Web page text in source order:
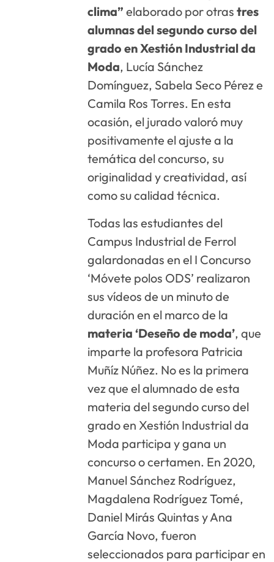
clima” elaborado por otras tres
alumnas del segundo curso del
grado en Xestión Industrial da
Moda, Lucía Sánchez
Domínguez, Sabela Seco Pérez e
Camila Ros Torres. En esta
ocasión, el jurado valoró muy
positivamente el ajuste a la
temática del concurso, su
originalidad y creatividad, así
como su calidad técnica.
Todas las estudiantes del
Campus Industrial de Ferrol
galardonadas en el I Concurso
‘Móvete polos ODS’ realizaron
sus vídeos de un minuto de
duración en el marco de la
materia ‘Deseño de moda’, que
imparte la profesora Patricia
Muñíz Núñez. No es la primera
vez que el alumnado de esta
materia del segundo curso del
grado en Xestión Industrial da
Moda participa y gana un
concurso o certamen. En 2020,
Manuel Sánchez Rodríguez,
Magdalena Rodríguez Tomé,
Daniel Mirás Quintas y Ana
García Novo, fueron
seleccionados para participar en